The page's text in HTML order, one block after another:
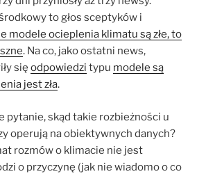
to głos sceptyków i
modele ocieplenia klimatu są złe, to
. Na co, jako ostatni news,
się odpowiedzi typu modele są
jest zła.
pytanie, skąd takie rozbieżności u
operują na obiektywnych danych?
rozmów o klimacie nie jest
o przyczynę (jak nie wiadomo o co